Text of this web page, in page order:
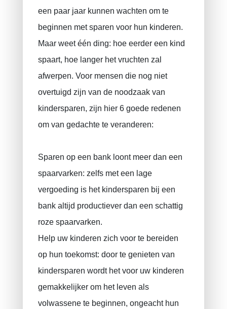
een paar jaar kunnen wachten om te
beginnen met sparen voor hun kinderen.
Maar weet één ding: hoe eerder een kind
spaart, hoe langer het vruchten zal
afwerpen. Voor mensen die nog niet
overtuigd zijn van de noodzaak van
kindersparen, zijn hier 6 goede redenen
om van gedachte te veranderen:
Sparen op een bank loont meer dan een
spaarvarken: zelfs met een lage
vergoeding is het kindersparen bij een
bank altijd productiever dan een schattig
roze spaarvarken.
Help uw kinderen zich voor te bereiden
op hun toekomst: door te genieten van
kindersparen wordt het voor uw kinderen
gemakkelijker om het leven als
volwassene te beginnen, ongeacht hun
Uitvaartverzekering
BA uitbating / beroepsaansprakelijkheid
Arbeidsongeval
Tienjarige aansprakelijkheidsverzekering
Rechtsbijstandverzekering
VAPZ voor zelfstandigen